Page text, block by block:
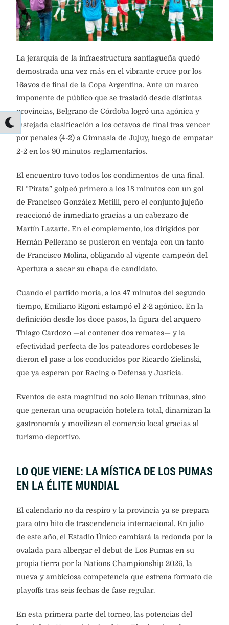
La jerarquía de la infraestructura santiagueña quedó
demostrada una vez más en el vibrante cruce por los
16avos de final de la Copa Argentina. Ante un marco
imponente de público que se trasladó desde distintas
provincias, Belgrano de Córdoba logró una agónica y
festejada clasificación a los octavos de final tras vencer
por penales (4-2) a Gimnasia de Jujuy, luego de empatar
El encuentro tuvo todos los condimentos de una final.
El “Pirata” golpeó primero a los 18 minutos con un gol
de Francisco González Metilli, pero el conjunto jujeño
reaccionó de inmediato gracias a un cabezazo de
Martín Lazarte. En el complemento, los dirigidos por
Hernán Pellerano se pusieron en ventaja con un tanto
de Francisco Molina, obligando al vigente campeón del
Cuando el partido moría, a los 47 minutos del segundo
tiempo, Emiliano Rigoni estampó el 2-2 agónico. En la
definición desde los doce pasos, la figura del arquero
Thiago Cardozo —al contener dos remates— y la
efectividad perfecta de los pateadores cordobeses le
dieron el pase a los conducidos por Ricardo Zielinski,
Eventos de esta magnitud no solo llenan tribunas, sino
que generan una ocupación hotelera total, dinamizan la
gastronomía y movilizan el comercio local gracias al
LO QUE VIENE: LA MÍSTICA DE LOS PUMAS
El calendario no da respiro y la provincia ya se prepara
para otro hito de trascendencia internacional. En julio
de este año, el Estadio Único cambiará la redonda por la
ovalada para albergar el debut de Los Pumas en su
propia tierra por la Nations Championship 2026, la
nueva y ambiciosa competencia que estrena formato de
En esta primera parte del torneo, las potencias del